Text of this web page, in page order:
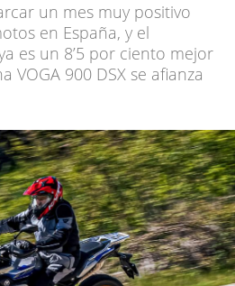
un mes muy positivo
en España, y el
es un 8’5 por ciento mejor
VOGA 900 DSX se afianza